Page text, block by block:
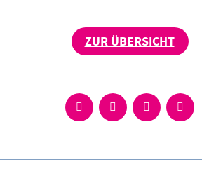
ZUR ÜBERSICHT